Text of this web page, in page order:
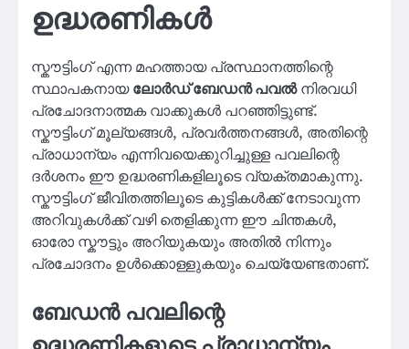
ഉദ്ധരണികൾ
സ്കൗട്ടിംഗ് എന്ന മഹത്തായ പ്രസ്ഥാനത്തിന്റെ
സ്ഥാപകനായലോർഡ് ബേഡൻ പവൽനിരവധി
പ്രചോദനാത്മക വാക്കുകൾ പറഞ്ഞിട്ടുണ്ട്.
സ്കൗട്ടിംഗ് മൂല്യങ്ങൾ, പ്രവർത്തനങ്ങൾ, അതിന്റെ
പ്രാധാന്യം എന്നിവയെക്കുറിച്ചുള്ള പവലിന്റെ
ദർശനം ഈ ഉദ്ധരണികളിലൂടെ വ്യക്തമാകുന്നു.
സ്കൗട്ടിംഗ് ജീവിതത്തിലൂടെ കുട്ടികൾക്ക് നേടാവുന്ന
അറിവുകൾക്ക് വഴി തെളിക്കുന്ന ഈ ചിന്തകൾ,
ഓരോ സ്കൗട്ടും അറിയുകയും അതിൽ നിന്നും
പ്രചോദനം ഉൾക്കൊള്ളുകയും ചെയ്യേണ്ടതാണ്.
ബേഡൻ പവലിന്റെ